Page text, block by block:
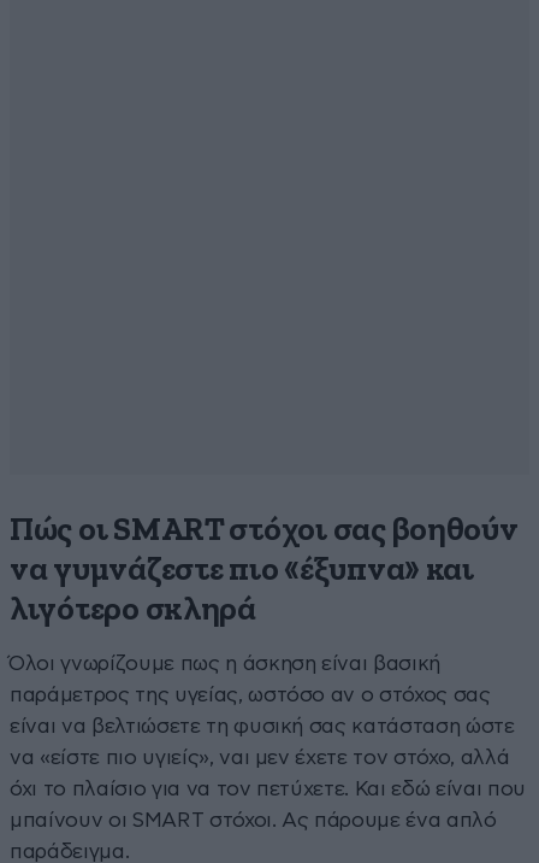
Πώς οι SMART στόχοι σας βοηθούν
να γυμνάζεστε πιο «έξυπνα» και
λιγότερο σκληρά
Όλοι γνωρίζουμε πως η άσκηση είναι βασική
παράμετρος της υγείας, ωστόσο αν ο στόχος σας
είναι να βελτιώσετε τη φυσική σας κατάσταση ώστε
να «είστε πιο υγιείς», ναι μεν έχετε τον στόχο, αλλά
όχι το πλαίσιο για να τον πετύχετε. Και εδώ είναι που
μπαίνουν οι SMART στόχοι. Ας πάρουμε ένα απλό
παράδειγμα.